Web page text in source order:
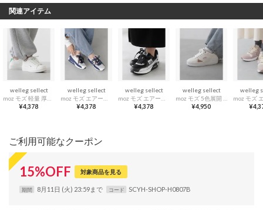
関連アイテム
welleg sellect
¥4,378
welleg sellect
¥4,378
welleg sellect
¥4,378
welleg sellect
¥4,950
welleg
ご利用可能なクーポン
15%OFF 対象商品を見る
期間 8月11日 (火) 23:59まで コード SCYH-SHOP-H0807B